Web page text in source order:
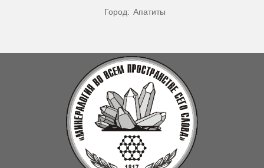
Город: Апатиты